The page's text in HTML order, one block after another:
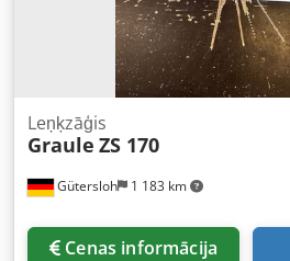
Gütersloh 1 183 km
Leņķzāģis
Graule ZS 170
Cenas informācija